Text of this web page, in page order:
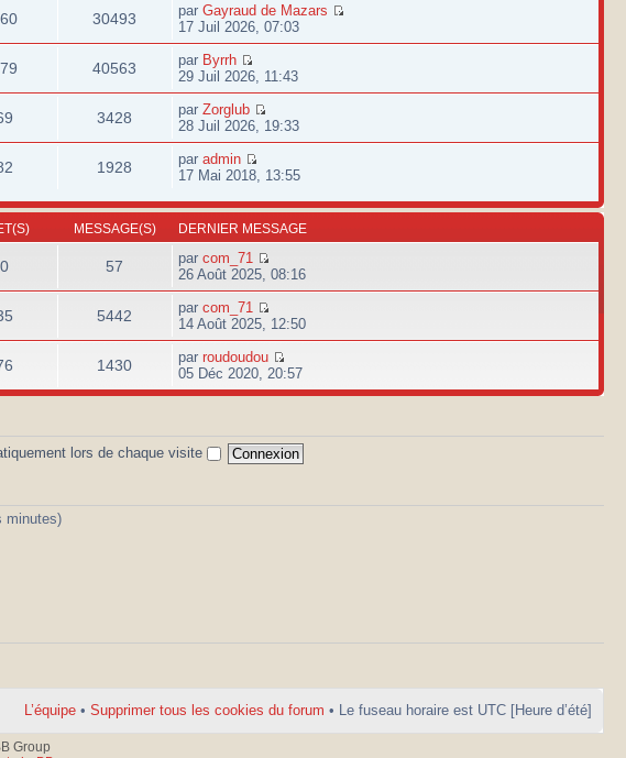
30493 parGayraud de Mazars
17 Juil 2026, 07:03
40563 par Byrrh
29 Juil 2026, 11:43
3428 parZorglub
28 Juil 2026, 19:33
1928 paradmin
17 Mai 2018, 13:55
MESSAGE(S) DERNIER MESSAGE
57 parcom_71
26 Août 2025, 08:16
5442 parcom_71
14 Août 2025, 12:50
1430 parroudoudou
05 Déc 2020, 20:57
lors de chaque visite
minutes)
L’équipe • Supprimer tous les cookies du forum • Le fuseau horaire est UTC [Heure d’été]
Group